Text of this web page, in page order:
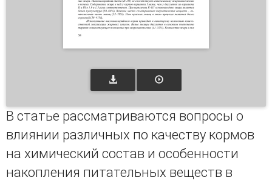
В статье рассматриваются вопросы о
влиянии различных по качеству кормов
на химический состав и особенности
накопления питательных веществ в